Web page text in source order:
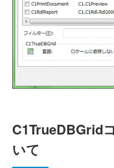
C1TrueDBGrid
いて